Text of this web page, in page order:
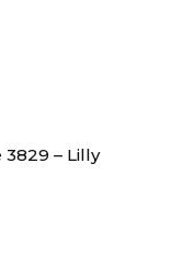
– Lilly